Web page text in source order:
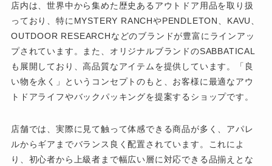
店内は、世界中から集めた歴史あるアウトドア用品を取り扱
っており、特にMYSTERY RANCHやPENDLETON、KAVU、
OUTDOOR RESEARCHなどのブランドが豊富にラインアッ
プされています。また、オリジナルブランドのSABBATICAL
も展開しており、高品質なアイテムを提供しています。「良
い物を永く」というコンセプトのもと、お客様に最適なアウ
トドアライフやバックパッキングを提案するショップです。
店舗では、実際に見て触って体感できる商品が多く、アパレ
ルからギアまでバランス良く配置されています。これによ
り、初心者から上級者まで幅広い層に対応できる品揃えとな